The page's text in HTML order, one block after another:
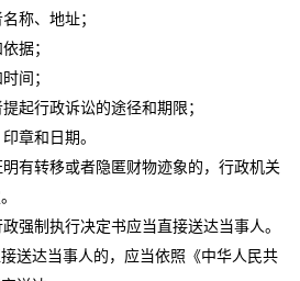
称、地址；
据；
间；
起行政诉讼的途径和期限；
章和日期。
有转移或者隐匿财物迹象的，行政机关
制执行决定书应当直接送达当事人。
送达当事人的，应当依照《中华人民共